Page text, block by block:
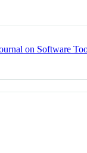
on Software